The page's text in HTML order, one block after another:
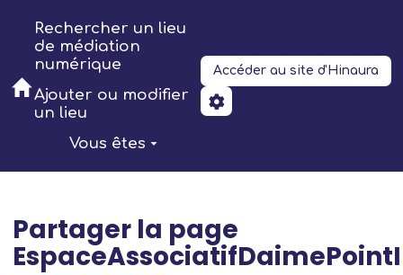
Aller au contenu principal
Rechercher un lieu
de médiation
numérique
Ajouter ou modifier
un lieu
Vous êtes
Accéder au site d'Hinaura
Partager la page